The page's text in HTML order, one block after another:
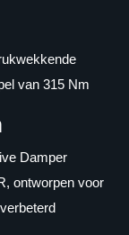
van 315 Nm
Damper
ontworpen voor